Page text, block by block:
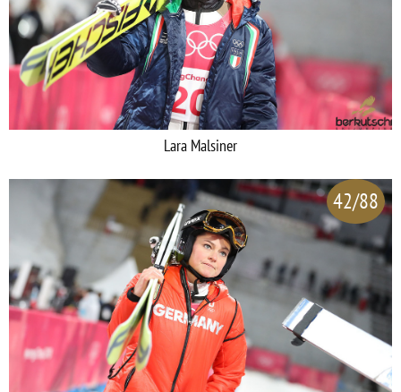
Lara Malsiner
42/88